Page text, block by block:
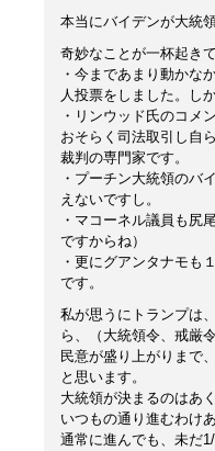
本当にバイデンが大統
奇妙なことが一杯起き
・今まであまり動かな
人投票をしました。し
・リンウッド氏のコメ
おそらく司法取引し自
裁判の専門家です。
・プーチン大統領のバ
えないですし。
・マコーネル議員も
ですからね）
・更にグアンタナモも
です。
私が思うにトランプは
ら、（大統領令、戒厳令
民意が盛り上がりまで
と思います。
大統領が決まるのはあ
いつもの通り進むわけ
通常に進んでも、未だ